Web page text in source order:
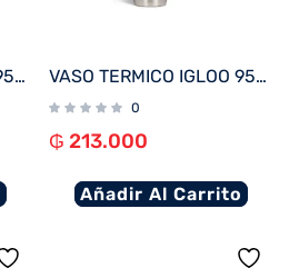
VASO TERMICO IGLOO 950ML ICE DYE VERDE C/PAJITA 71311 VASO TERMICO IGLOO 950ML CARBONITE C/PAJITA 71222
0
₲ 213.000
Añadir Al Carrito